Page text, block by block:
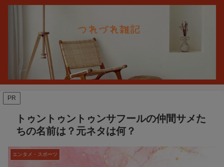
PR
トゥントゥントゥンサフールの仲間サメた
ちの名前は？元ネタは何？
エンタメ・スポーツ